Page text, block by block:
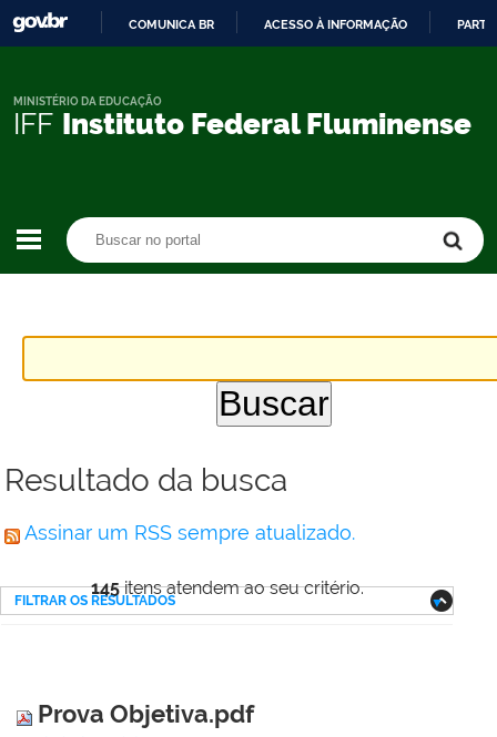
CONTEÚDO
COMUNICA BR ACESSO À INFORMAÇÃO
IFF Instituto Federal Fluminense
MINISTÉRIO DA EDUCAÇÃO
Resultado da busca
Assinar um RSS sempre atualizado.
145itens atendem ao seu critério.
FILTRAR OS RESULTADOS
Prova Objetiva.pdf